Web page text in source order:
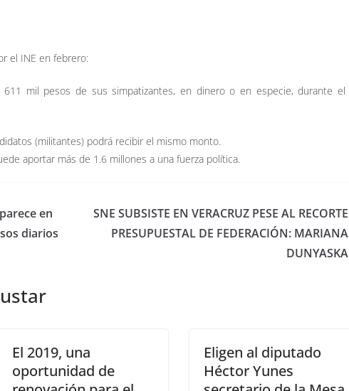
el INE en febrero:
mil pesos de sus simpatizantes, en dinero o en especie, durante el
(militantes) podrá recibir el mismo monto.
aportar más de 1.6 millones a una fuerza política.
en
diarios
SNE SUBSISTE EN VERACRUZ PESE AL RECORTE
PRESUPUESTAL DE FEDERACIÓN: MARIANA
DUNYASKA
El 2019, una
oportunidad de
Eligen al diputado
Héctor Yunes